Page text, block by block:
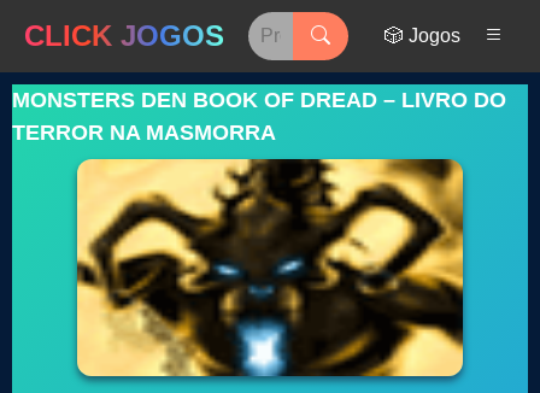
CLICK JOGOS 🎲 Jogos
MONSTERS DEN BOOK OF DREAD – LIVRO DO
TERROR NA MASMORRA